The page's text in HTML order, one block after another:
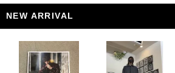
NEW ARRIVAL